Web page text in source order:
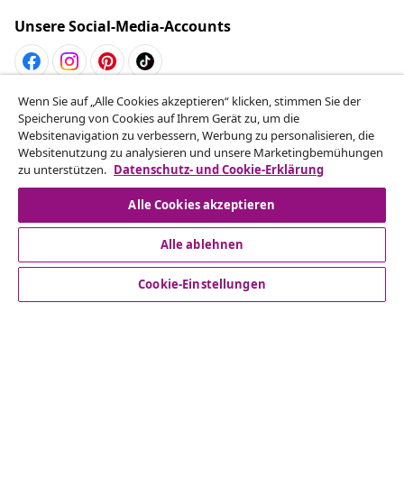
Unsere Social-Media-Accounts
Vom Vertrag zurücktreten
Reiche einen Widerrufsantrag für deine Bestellung
ein.
Vom Vertrag zurücktreten
Wenn Sie auf „Alle Cookies akzeptieren“ klicken, stimmen Sie der
Speicherung von Cookies auf Ihrem Gerät zu, um die
Websitenavigation zu verbessern, Werbung zu personalisieren, die
Websitenutzung zu analysieren und unsere Marketingbemühungen
zu unterstützen. Datenschutz- und Cookie-Erklärung
Alle Cookies akzeptieren
Alle ablehnen
Cookie-Einstellungen